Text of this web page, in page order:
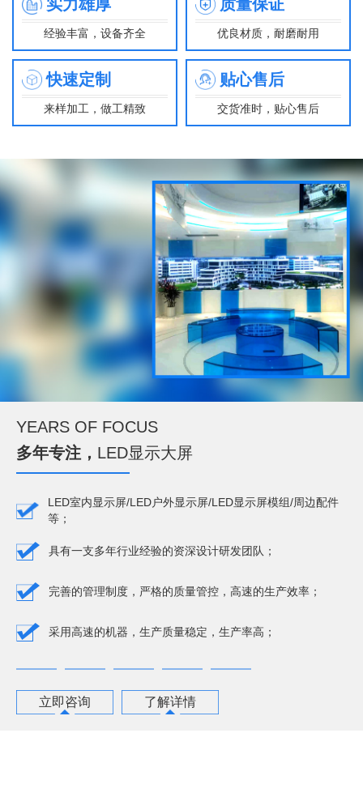
实力雄厚
经验丰富，设备齐全
质量保证
优良材质，耐磨耐用
快速定制
来样加工，做工精致
贴心售后
交货准时，贴心售后
YEARS OF FOCUS
多年专注， LED显示大屏
LED室内显示屏/LED户外显示屏/LED显示屏模组/周边配件
等；
具有一支多年行业经验的资深设计研发团队；
完善的管理制度，严格的质量管控，高速的生产效率；
采用高速的机器，生产质量稳定，生产率高；
立即咨询 了解详情